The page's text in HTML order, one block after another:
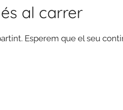
al carrer
Esperem que el seu